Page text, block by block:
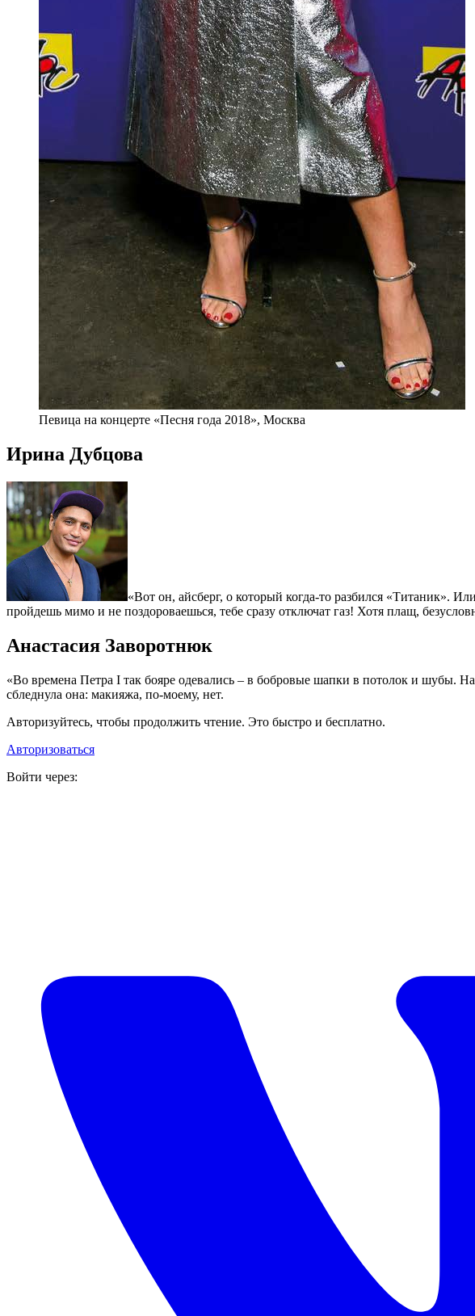
Певица на концерте «Песня года 2018», Москва
Ирина Дубцова
«Вот он, айсберг, о который когда-то разбился «Титаник».
пройдешь мимо и не поздороваешься, тебе сразу отключат газ! Хотя плащ,
Анастасия Заворотнюк
«Во времена Петра I так бояре одевались – в бобровые шапки в потолок и шубы.
сбледнула она: макияжа, по-моему, нет.
Авторизуйтесь, чтобы продолжить чтение. Это быстро и бесплатно.
Авторизоваться
Войти через: